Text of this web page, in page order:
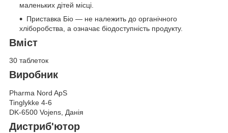
маленьких дітей місці.
Приставка Біо — не належить до органічного
хліборобства, а означає біодоступність продукту.
Вміст
30 таблеток
Виробник
Pharma Nord ApS
Tinglykke 4-6
DK-6500 Vojens, Данія
Дистриб'ютор